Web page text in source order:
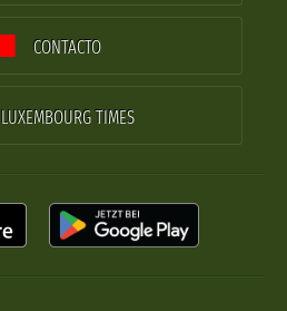
CONTACTO
LUXEMBOURG TIMES